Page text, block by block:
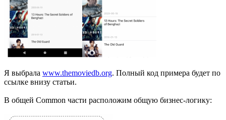
Я выбрала www.themoviedb.org. Полный код примера будет по
ссылке внизу статьи.
В общей Common части расположим общую бизнес-логику: